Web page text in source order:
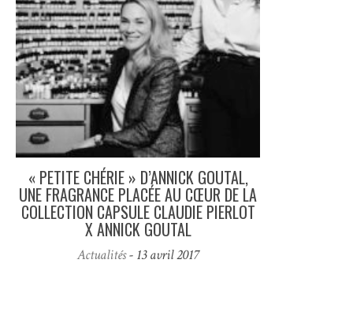
« PETITE CHÉRIE » D’ANNICK GOUTAL,
UNE FRAGRANCE PLACÉE AU CŒUR DE LA
COLLECTION CAPSULE CLAUDIE PIERLOT
X ANNICK GOUTAL
Actualités- 13 avril 2017